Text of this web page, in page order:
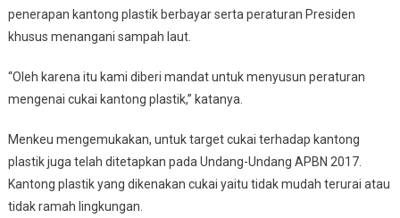
penerapan kantong plastik berbayar serta peraturan Presiden
khusus menangani sampah laut.
“Oleh karena itu kami diberi mandat untuk menyusun peraturan
mengenai cukai kantong plastik,” katanya.
Menkeu mengemukakan, untuk target cukai terhadap kantong
plastik juga telah ditetapkan pada Undang-Undang APBN 2017.
Kantong plastik yang dikenakan cukai yaitu tidak mudah terurai atau
tidak ramah lingkungan.